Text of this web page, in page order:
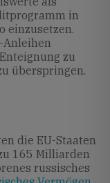
in
einzusetzen.
Anleihen
zu
überspringen.
die EU-Staaten
165 Milliarden
russisches